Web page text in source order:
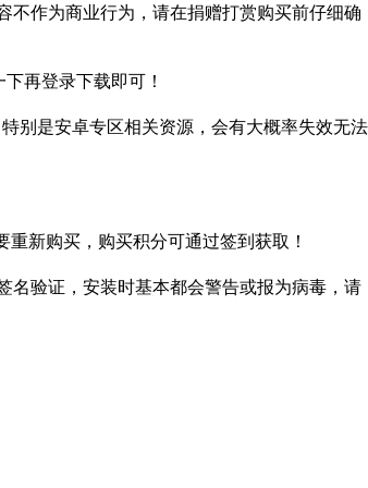
不作为商业行为，请在捐赠打赏购买前仔细确
再登录下载即可！
别是安卓专区相关资源，会有大概率失效无法
新购买，购买积分可通过签到获取！
名验证，安装时基本都会警告或报为病毒，请